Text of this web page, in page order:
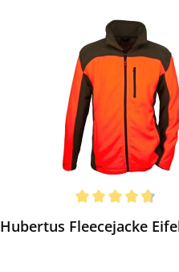
Hubertus Fleecejacke